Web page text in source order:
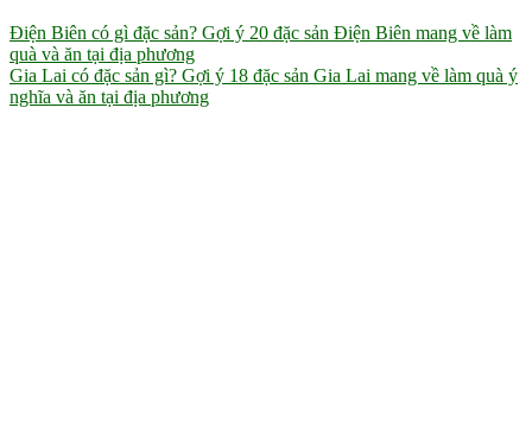
Điện Biên có gì đặc sản? Gợi ý 20 đặc sản Điện Biên mang về làm
quà và ăn tại địa phương
Gia Lai có đặc sản gì? Gợi ý 18 đặc sản Gia Lai mang về làm quà ý
nghĩa và ăn tại địa phương